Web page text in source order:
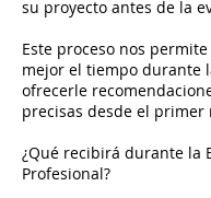
su proyecto antes de la
Este proceso nos
mejor el tiempo durante
ofrecerle
precisas desde el primer
¿Qué recibirá durante la
Profesional?